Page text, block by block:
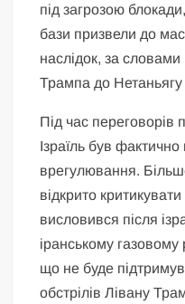
під загрозою
бази призвели до
наслідок, за словами
Трампа до Нетаньягу
Під час переговорів
Ізраїль був
врегулювання.
відкрито критикувати
висловився після
іранському
що не буде
обстрілів Лівану